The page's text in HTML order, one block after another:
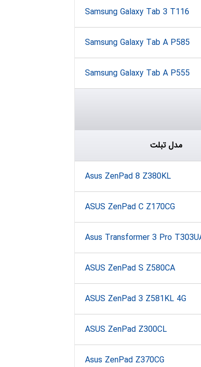
Samsung Galaxy Tab 3 T116
Samsung Galaxy Tab A P585
Samsung Galaxy Tab A P555
مدل تبلت
Asus ZenPad 8 Z380KL
ASUS ZenPad C Z170CG
Asus Transformer 3 Pro
ASUS ZenPad S Z580CA
ASUS ZenPad 3 Z581KL 4G
ASUS ZenPad Z300CL
Asus ZenPad Z370CG